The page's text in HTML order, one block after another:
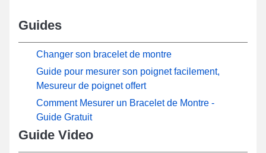
Guides
Changer son bracelet de montre
Guide pour mesurer son poignet facilement,
Mesureur de poignet offert
Comment Mesurer un Bracelet de Montre -
Guide Gratuit
Guide Video